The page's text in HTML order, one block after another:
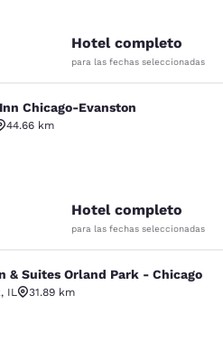
Hotel completo
para las fechas seleccionadas
Evanston
Chicago-Evanston
44.66 km
3.47 estrellas. Bueno. 351 reseñas
Hotel completo
para las fechas seleccionadas
Orland Park -
& Suites Orland Park - Chicago
, IL
31.89 km
3.22 estrellas. Bueno. 1697 reseñas